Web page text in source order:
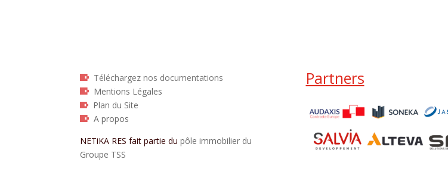
Téléchargez nos documentations
Mentions Légales
Plan du Site
A propos
NETiKA RES fait partie du pôle immobilier du
Groupe TSS
Partners